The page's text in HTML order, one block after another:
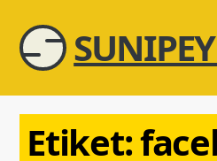
Etiket: